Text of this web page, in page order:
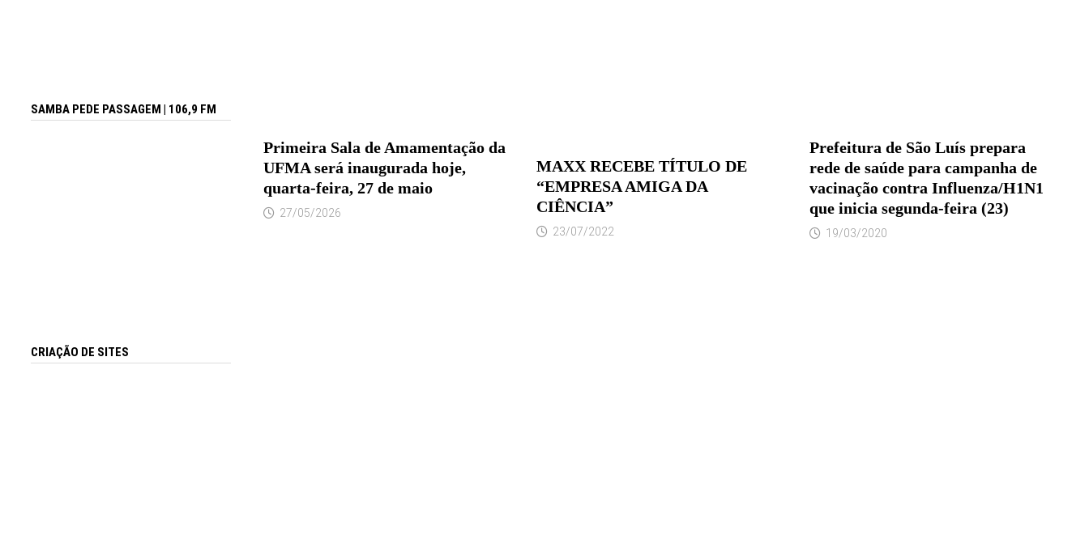
Primeira Sala de Amamentação da
UFMA será inaugurada hoje,
quarta-feira, 27 de maio
27/05/2026
MAXX RECEBE TÍTULO DE
“EMPRESA AMIGA DA
CIÊNCIA”
23/07/2022
Prefeitura de São Luís prepara
rede de saúde para campanha de
vacinação contra Influenza/H1N1
que inicia segunda-feira (23)
19/03/2020
SAMBA PEDE PASSAGEM | 106,9 FM
CRIAÇÃO DE SITES